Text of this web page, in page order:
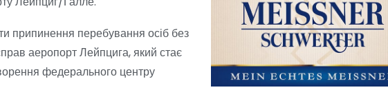
припинення перебування осіб без
аеропорт Лейпцига, який стає
федерального центру